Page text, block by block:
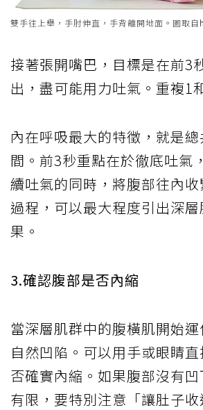
雙手往上舉，手肘伸直，手背離開地面。圖取自
接著張開嘴巴，目標是在前3
出，盡可能用力吐氣。重複1
內在呼吸最大的特徵，就是
間。前3秒重點在於徹底吐氣
續吐氣的同時，將腹部往內
過程，可以最大程度引出深
果。
3.確認腹部是否內縮
當深層肌群中的腹橫肌開始
自然凹陷。可以用手或眼睛
否確實內縮。如果腹部沒有
有限，要特別注意「讓肚子